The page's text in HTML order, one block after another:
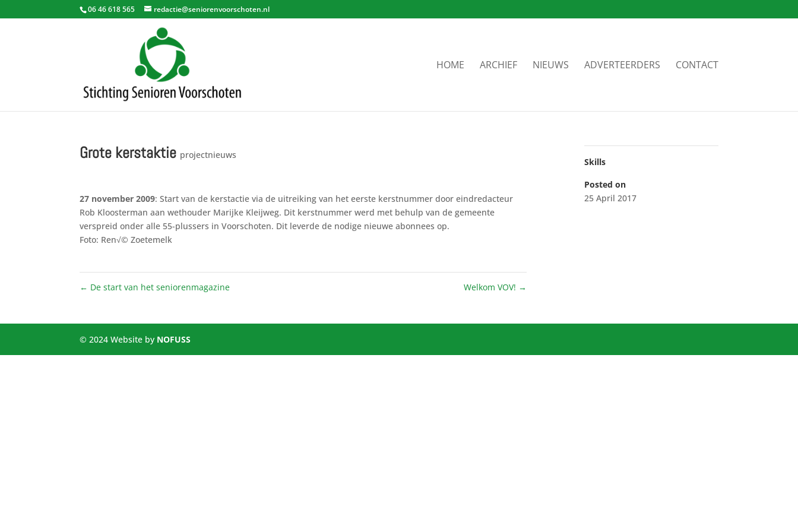
06 46 618 565 redactie@seniorenvoorschoten.nl
HOME ARCHIEF NIEUWS ADVERTEERDERS CONTACT
Grote kerstaktie projectnieuws
27 november 2009: Start van de kerstactie via de uitreiking van het eerste kerstnummer door eindredacteur
Rob Kloosterman aan wethouder Marijke Kleijweg. Dit kerstnummer werd met behulp van de gemeente
verspreid onder alle 55-plussers in Voorschoten. Dit leverde de nodige nieuwe abonnees op.
Foto: Ren√© Zoetemelk
← De start van het seniorenmagazine Welkom VOV! →
Skills
Posted on
25 April 2017
© 2024 Website by NOFUSS